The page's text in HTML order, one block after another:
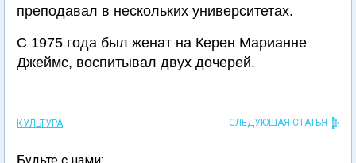
преподавал в нескольких университетах.
С 1975 года был женат на Керен Марианне
Джеймс, воспитывал двух дочерей.
КУЛЬТУРА СЛЕДУЮЩАЯ СТАТЬЯ